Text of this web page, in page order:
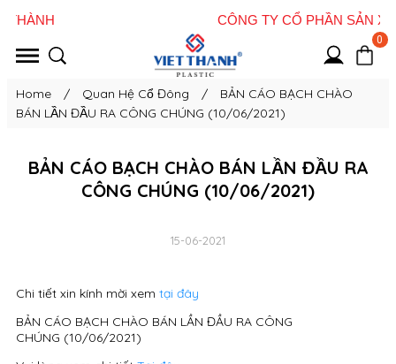
0
Home / Quan Hệ Cổ Đông /
BẢN CÁO BẠCH CHÀO
BÁN LẦN ĐẦU RA CÔNG CHÚNG (10/06/2021)
BẢN CÁO BẠCH CHÀO BÁN LẦN ĐẦU RA
CÔNG CHÚNG (10/06/2021)
15-06-2021
Chi tiết xin kính mời xem tại đây
BẢN CÁO BẠCH CHÀO BÁN LẦN ĐẦU RA CÔNG
CHÚNG (10/06/2021)